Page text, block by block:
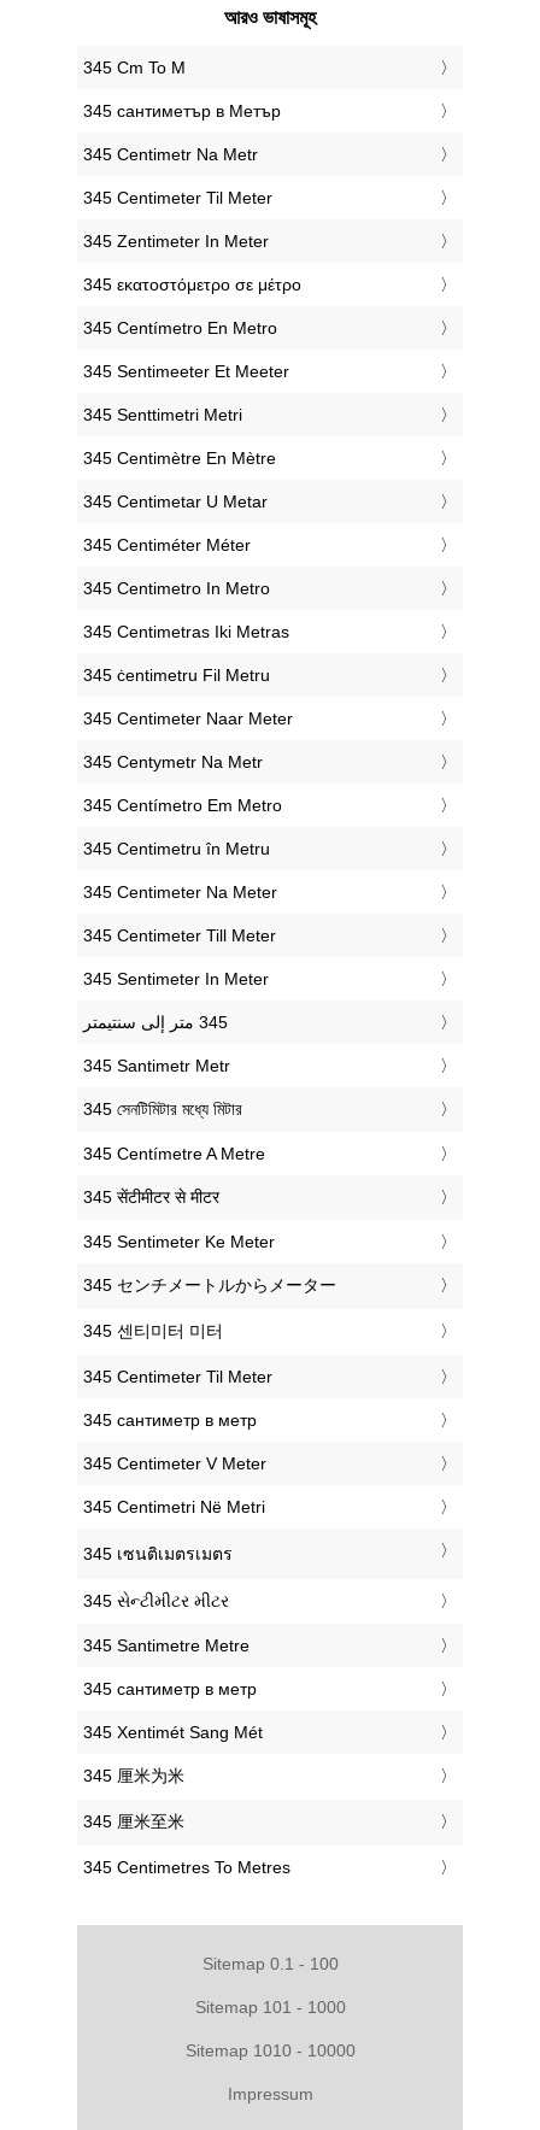
আরও ভাষাসমূহ
‎345 Cm To M
‎345 сантиметър в Метър
‎345 Centimetr Na Metr
‎345 Centimeter Til Meter
‎345 Zentimeter In Meter
‎345 εκατοστόμετρο σε μέτρο
‎345 Centímetro En Metro
‎345 Sentimeeter Et Meeter
‎345 Senttimetri Metri
‎345 Centimètre En Mètre
‎345 Centimetar U Metar
‎345 Centiméter Méter
‎345 Centimetro In Metro
‎345 Centimetras Iki Metras
‎345 ċentimetru Fil Metru
‎345 Centimeter Naar Meter
‎345 Centymetr Na Metr
‎345 Centímetro Em Metro
‎345 Centimetru în Metru
‎345 Centimeter Na Meter
‎345 Centimeter Till Meter
‎345 Sentimeter In Meter
‎345 Santimetr Metr
‎345 সেনটিমিটার মধ্যে মিটার
‎345 Centímetre A Metre
‎345 सेंटीमीटर से मीटर
‎345 Sentimeter Ke Meter
‎345 センチメートルからメーター
‎345 센티미터 미터
‎345 Centimeter Til Meter
‎345 сантиметр в метр
‎345 Centimeter V Meter
‎345 Centimetri Në Metri
‎345 เซนติเมตรเมตร
‎345 સેન્ટીમીટર મીટર
‎345 Santimetre Metre
‎345 сантиметр в метр
‎345 Xentimét Sang Mét
‎345 厘米为米
‎345 厘米至米
‎345 Centimetres To Metres
Sitemap 0.1 - 100
Sitemap 101 - 1000
Sitemap 1010 - 10000
Impressum